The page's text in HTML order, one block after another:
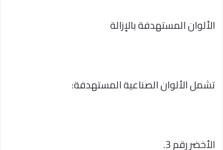
الألوان المستهدفة بالإزالة
تشمل الألوان الصناعية المستهدفة:
الأخضر رقم 3.